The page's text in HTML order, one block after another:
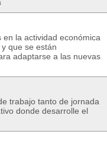
la actividad económica
que se están
adaptarse a las nuevas
trabajo tanto de jornada
donde desarrolle el